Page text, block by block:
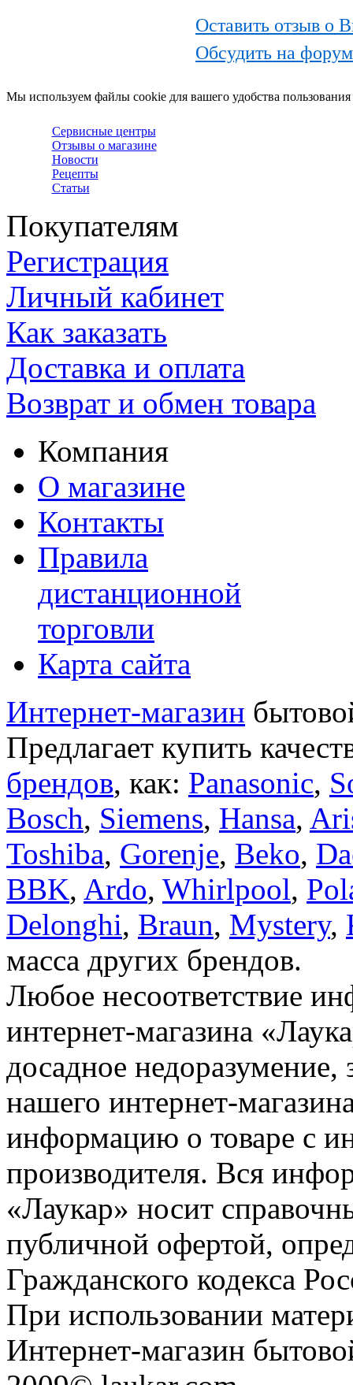
Оставить отзыв о
Обсудить на
Мы используем файлы cookie для вашего удобства
Сервисные центры
Отзывы о магазине
Новости
Рецепты
Статьи
Покупателям
Регистрация
Личный кабинет
Как заказать
Доставка и оплата
Возврат и обмен товара
Компания
О магазине
Контакты
Правила
дистанционной
торговли
Карта сайта
Интернет-магазин
Предлагает купить
брендов, как: Panasonic,
Bosch, Siemens, Hansa,
Toshiba, Gorenje, Beko,
BBK, Ardo, Whirlpool,
Delonghi, Braun, Mystery,
масса других брендов.
Любое несоответствие
интернет-магазина
досадное недоразумение,
нашего интернет-
информацию о товаре с
производителя. Вся
«Лаукар» носит
публичной офертой,
Гражданского кодекса
При использовании
Интернет-магазин